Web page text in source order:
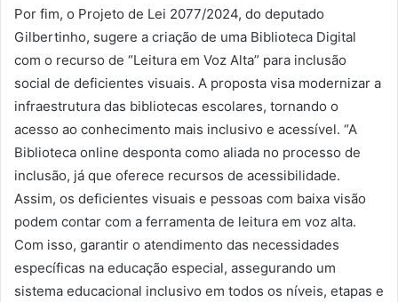
Por fim, o Projeto de Lei 2077/2024, do deputado
Gilbertinho, sugere a criação de uma Biblioteca Digital
com o recurso de “Leitura em Voz Alta” para inclusão
social de deficientes visuais. A proposta visa modernizar a
infraestrutura das bibliotecas escolares, tornando o
acesso ao conhecimento mais inclusivo e acessível. “A
Biblioteca online desponta como aliada no processo de
inclusão, já que oferece recursos de acessibilidade.
Assim, os deficientes visuais e pessoas com baixa visão
podem contar com a ferramenta de leitura em voz alta.
Com isso, garantir o atendimento das necessidades
específicas na educação especial, assegurando um
sistema educacional inclusivo em todos os níveis, etapas e